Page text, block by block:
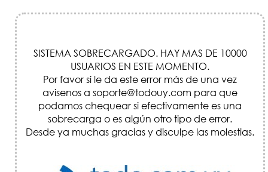
SISTEMA SOBRECARGADO. HAY MAS DE 10000
USUARIOS EN ESTE MOMENTO.
Por favor si le da este error más de una vez
avisenos a soporte@todouy.com para que
podamos chequear si efectivamente es una
sobrecarga o es algún otro tipo de error.
Desde ya muchas gracias y disculpe las molestias.